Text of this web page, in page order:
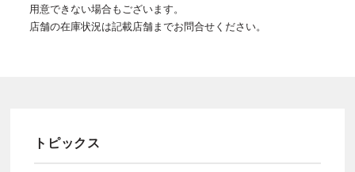
用意できない場合もございます。
店舗の在庫状況は記載店舗までお問合せください。
トピックス